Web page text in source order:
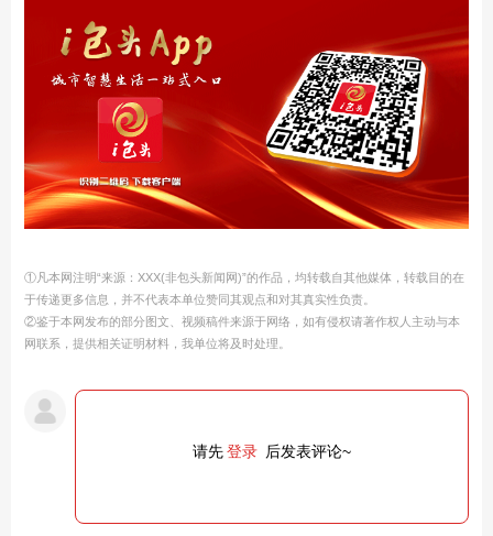
①凡本网注明“来源：XXX(非包头新闻网)”的作品，均转载自其他媒体，转载目的在
于传递更多信息，并不代表本单位赞同其观点和对其真实性负责。
②鉴于本网发布的部分图文、视频稿件来源于网络，如有侵权请著作权人主动与本
网联系，提供相关证明材料，我单位将及时处理。
请先登录 后发表评论~